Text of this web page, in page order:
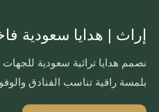
إراث | هدايا سعودية
نصمم هدايا تراثية سعودية
بلمسة راقية تناسب الفنادق